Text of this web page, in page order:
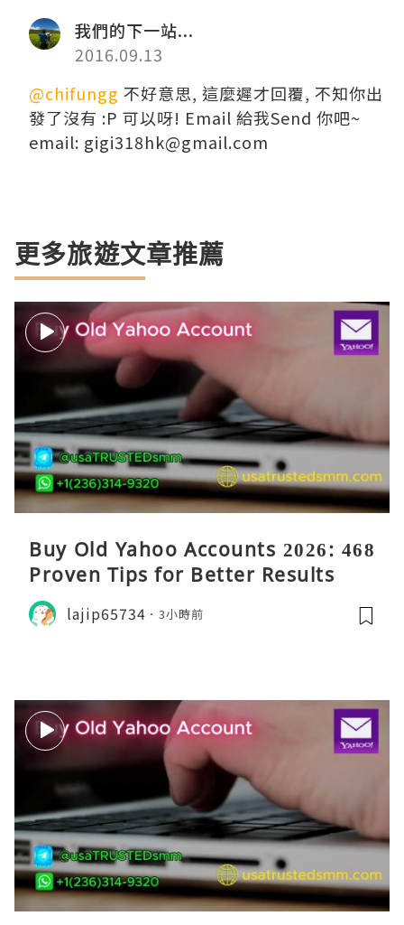
我們的下一站...
2016.09.13
@chifungg 不好意思, 這麼遲才回覆, 不知你出
發了沒有 :P 可以呀! Email 給我Send 你吧~
email: gigi318hk@gmail.com
更多旅遊文章推薦
Buy Old Yahoo Accounts 2026: 468
Proven Tips for Better Results
lajip65734 3小時前